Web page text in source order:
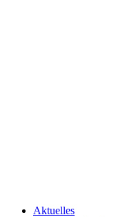
Aktuelles